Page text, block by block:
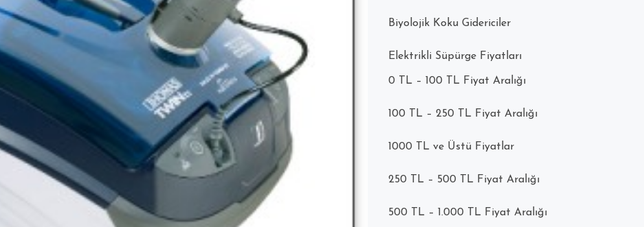
Biyolojik Koku Gidericiler
Elektrikli Süpürge Fiyatları
0 TL – 100 TL Fiyat Aralığı
100 TL – 250 TL Fiyat Aralığı
1000 TL ve Üstü Fiyatlar
250 TL – 500 TL Fiyat Aralığı
500 TL – 1.000 TL Fiyat Aralığı